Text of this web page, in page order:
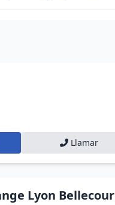
Llamar
Lyon Bellecour